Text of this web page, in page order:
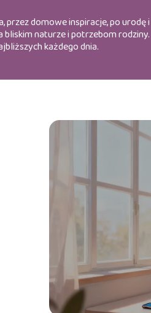
przez domowe inspiracje, po
naturze i potrzebom
każdego dnia.